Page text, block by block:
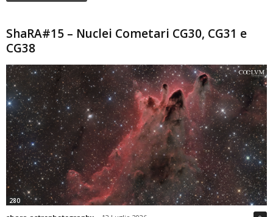
ShaRA#15 – Nuclei Cometari CG30, CG31 e
CG38
280